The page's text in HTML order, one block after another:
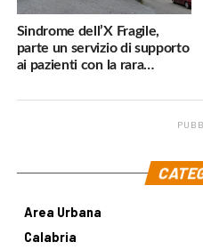
Sindrome dell’X Fragile,
parte un servizio di supporto
ai pazienti con la rara
Area Urbana
Calabria